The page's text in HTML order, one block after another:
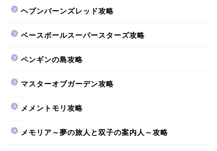
ヘブンバーンズレッド攻略
ベースボールスーパースターズ攻略
ペンギンの島攻略
マスターオブガーデン攻略
メメントモリ攻略
メモリア～夢の旅人と双子の案内人～攻略